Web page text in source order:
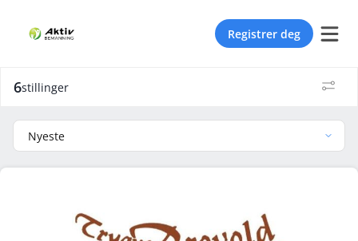
Registrer deg
6stillinger
Nyeste